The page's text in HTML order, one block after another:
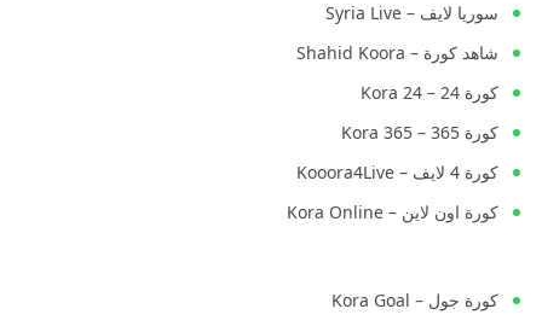
سوريا لايف – Syria Live
شاهد كورة – Shahid Koora
كورة 24 – Kora 24
كورة 365 – Kora 365
كورة 4 لايف – Kooora4Live
كورة اون لاين – Kora Online
كورة جول – Kora Goal